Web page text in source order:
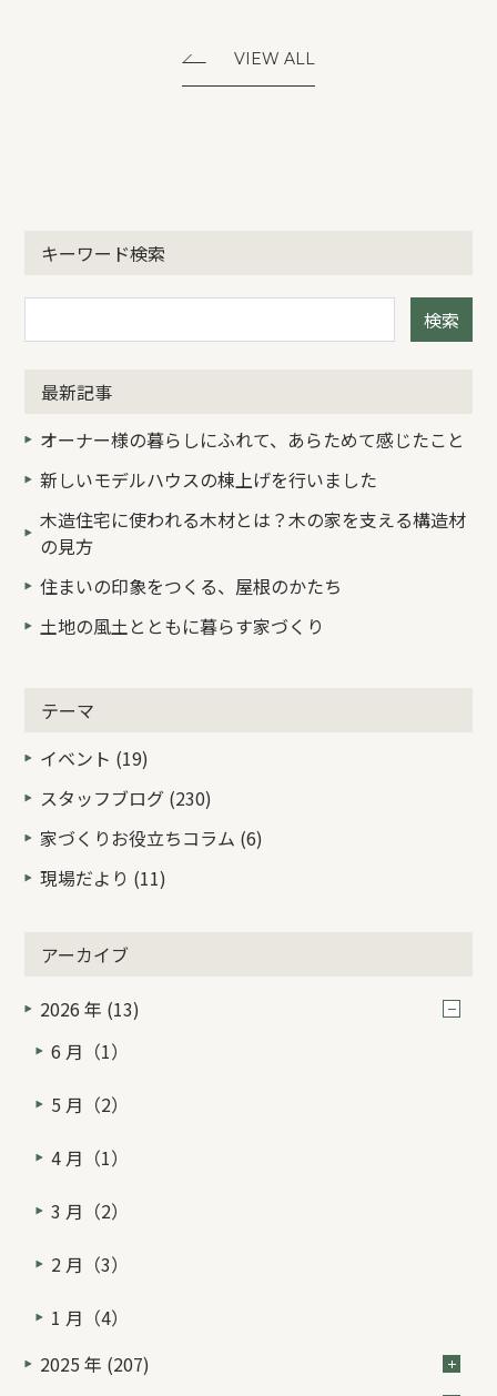
キーワード検索
検索
最新記事
オーナー様の暮らしにふれて、あらためて感じたこと
新しいモデルハウスの棟上げを行いました
木造住宅に使われる木材とは？木の家を支える構造材
の見方
住まいの印象をつくる、屋根のかたち
土地の風土とともに暮らす家づくり
テーマ
イベント (19)
スタッフブログ (230)
家づくりお役立ちコラム (6)
現場だより (11)
アーカイブ
2026 年 (13)
6 月（1）
5 月（2）
4 月（1）
3 月（2）
2 月（3）
1 月（4）
2025 年 (207)
VIEW ALL